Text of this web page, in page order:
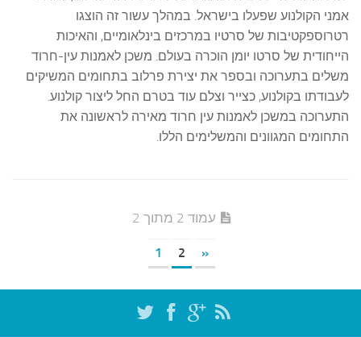
אמני הקולנוע שפעלו בישראל. במהלך עשור זה הוצגו
רטרוספקטיבות של סרטיו במרכזים בינלאומיים, והאיכות
הייחודית של סרטו יומן הוכרה בעולם. משכן לאמנות עין-חרוד
משלים בתערוכה ובספר את יצירת פרלוב בתחומים המשיקים
לעבודתו בקולנוע, כצייר וצלם עוד בטרם החל ליצור קולנוע.
התערוכה במשכן לאמנות עין חרוד מאירה לראשונה את
התחומים המגוונים והמשלימים הללו.
עמוד 2 מתוך 2
«
1 2